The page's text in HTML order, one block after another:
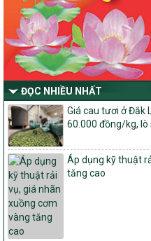
Thông tư Số 23/2026/TT-
Thông tư Hướng dẫn thực
mục tiêu quốc gia xây dựng
vững và phát triển kinh tế –
số và miền núi giai đoạn
nước của Bộ Nông nghiệp và
Quyết định số: 26/2026/QĐ-
Quyết định ban hành Bộ tiêu
sản phẩm Mỗi xã một sản
số: 19/2026/QĐ-TTg
Quy định điều kiện, trình tự, thủ
và thu hồi quyết định công
đạt nông thôn mới hiện đại và
vụ xây dựng nông thôn mới
Quyết định số 16/2026/QĐ-
Quy định nguyên tắc, tiêu chí,
ĐỌC NHIỀU NHẤT
Giá cau tươi ở Đắk
60.000 đồng/kg, lò
Áp dụng kỹ thuật
tăng cao